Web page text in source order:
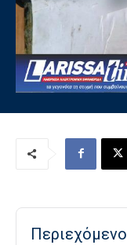
Περιεχόμενο